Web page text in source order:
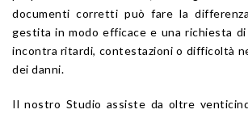
documenti corretti può fare la
gestita in modo efficace e una richiesta
incontra ritardi, contestazioni o difficoltà
dei danni.
Il nostro Studio assiste da oltre